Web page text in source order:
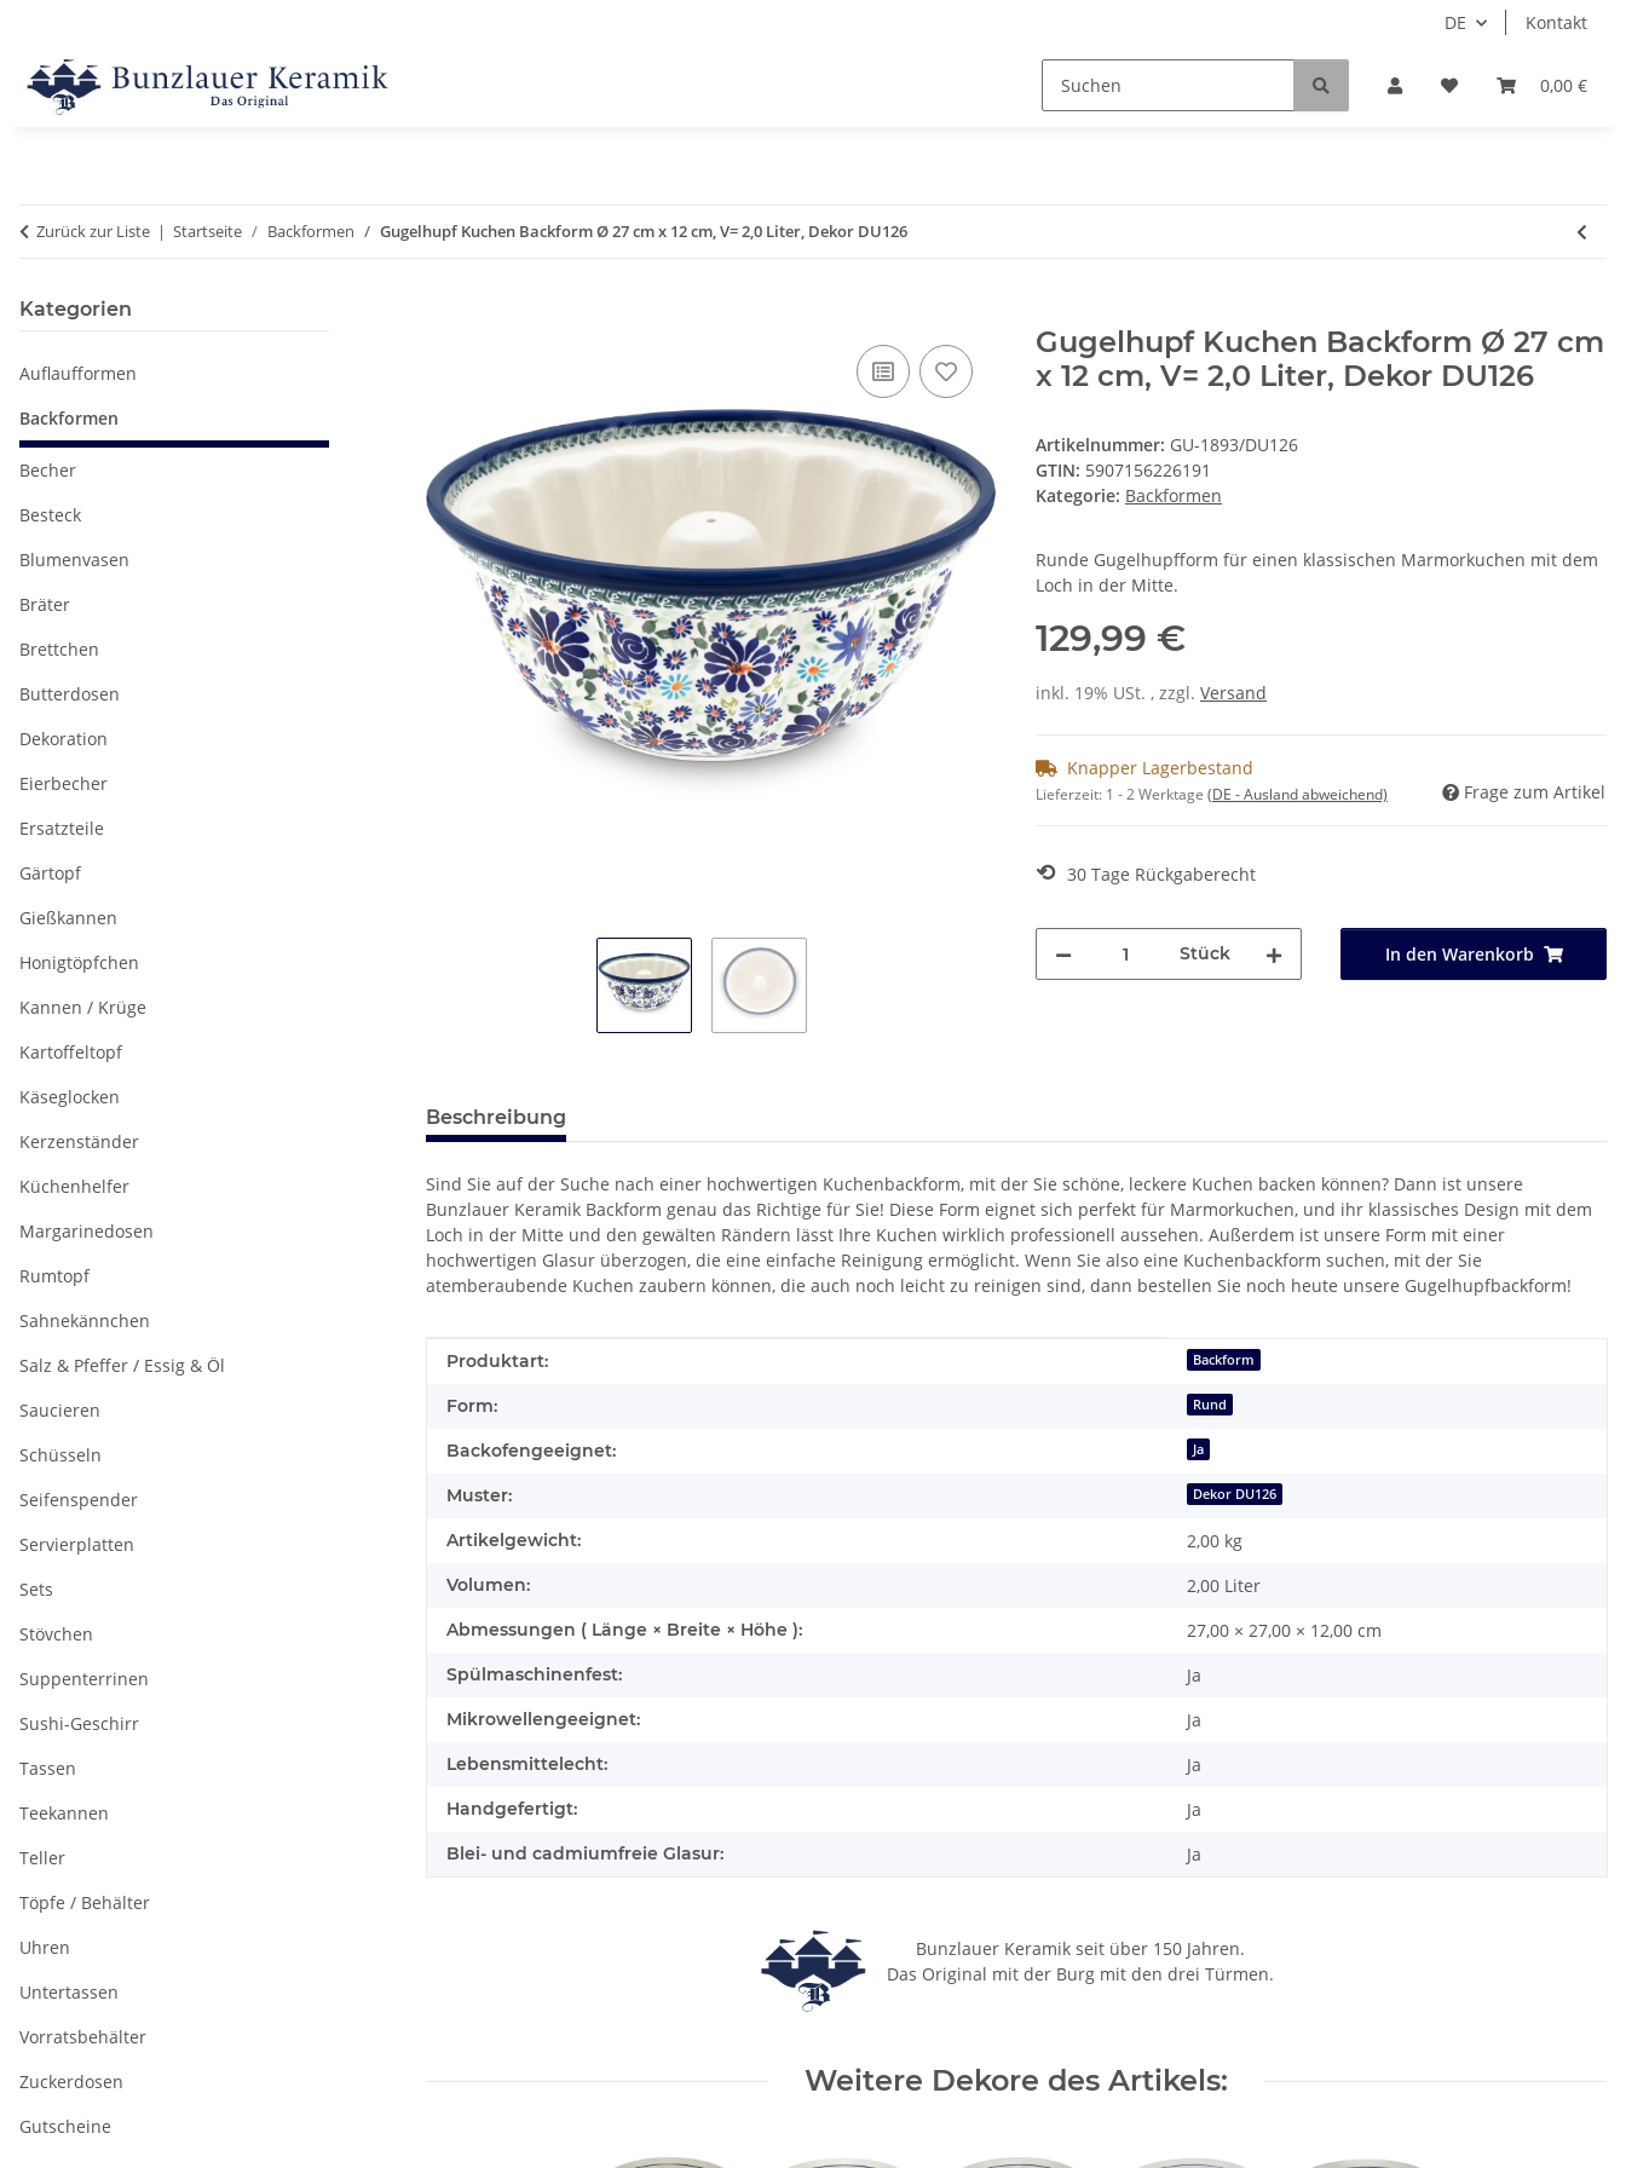
DE Kontakt
0,00 €
Zurück zur Liste Startseite Backformen Gugelhupf Kuchen Backform Ø 27 cm x 12 cm, V= 2,0 Liter, Dekor DU126
Gugelhupf Kuchen Backform Ø 27 cm
x 12 cm, V= 2,0 Liter, Dekor DU126
Artikelnummer: GU-1893/DU126
GTIN: 5907156226191
Kategorie: Backformen
Runde Gugelhupfform für einen klassischen Marmorkuchen mit dem
Loch in der Mitte.
129,99 €
inkl. 19% USt. , zzgl. Versand
Knapper Lagerbestand
Lieferzeit: 1 - 2 Werktage (DE - Ausland abweichend) Frage zum Artikel
⟲ 30 Tage Rückgaberecht
Stück In den Warenkorb
Beschreibung
Sind Sie auf der Suche nach einer hochwertigen Kuchenbackform, mit der Sie schöne, leckere Kuchen backen können? Dann ist unsere
Bunzlauer Keramik Backform genau das Richtige für Sie! Diese Form eignet sich perfekt für Marmorkuchen, und ihr klassisches Design mit dem
Loch in der Mitte und den gewälten Rändern lässt Ihre Kuchen wirklich professionell aussehen. Außerdem ist unsere Form mit einer
hochwertigen Glasur überzogen, die eine einfache Reinigung ermöglicht. Wenn Sie also eine Kuchenbackform suchen, mit der Sie
atemberaubende Kuchen zaubern können, die auch noch leicht zu reinigen sind, dann bestellen Sie noch heute unsere Gugelhupfbackform!
Produkteigenschaft
Wert
Produktart: Backform
Form: Rund
Backofengeeignet: Ja
Muster: Dekor DU126
Artikelgewicht: 2,00 kg
Volumen: 2,00 Liter
Abmessungen ( Länge × Breite × Höhe ): 27,00 × 27,00 × 12,00 cm
Spülmaschinenfest: Ja
Mikrowellengeeignet: Ja
Lebensmittelecht: Ja
Handgefertigt: Ja
Blei- und cadmiumfreie Glasur: Ja
Bunzlauer Keramik seit über 150 Jahren.
Das Original mit der Burg mit den drei Türmen.
Weitere Dekore des Artikels:
Kategorien
Auflaufformen
Backformen
Becher
Besteck
Blumenvasen
Bräter
Brettchen
Butterdosen
Dekoration
Eierbecher
Ersatzteile
Gärtopf
Gießkannen
Honigtöpfchen
Kannen / Krüge
Kartoffeltopf
Käseglocken
Kerzenständer
Küchenhelfer
Margarinedosen
Rumtopf
Sahnekännchen
Salz & Pfeffer / Essig & Öl
Saucieren
Schüsseln
Seifenspender
Servierplatten
Sets
Stövchen
Suppenterrinen
Sushi-Geschirr
Tassen
Teekannen
Teller
Töpfe / Behälter
Uhren
Untertassen
Vorratsbehälter
Zuckerdosen
Gutscheine